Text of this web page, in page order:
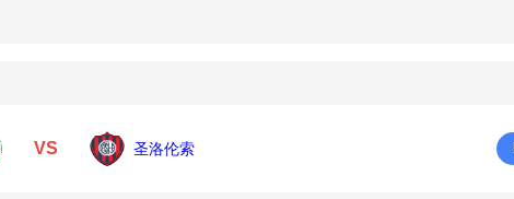
VS 圣洛伦索